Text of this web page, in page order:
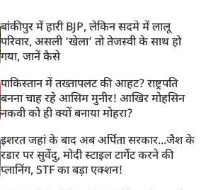
बांकीपुर में हारी BJP, लेकिन सदमे में लालू
परिवार, असली ‘खेला’ तो तेजस्वी के साथ हो
गया, जानें कैसे
पाकिस्तान में तख्तापलट की आहट? राष्ट्रपति
बनना चाह रहे आसिम मुनीर! आखिर मोहसिन
नकवी को ही क्यों बनाया मोहरा?
इशरत जहां के बाद अब अर्पिता सरकार...जैश के
रडार पर सुवेंदु, मोदी स्टाइल टार्गेट करने की
प्लानिंग, STF का बड़ा एक्शन!